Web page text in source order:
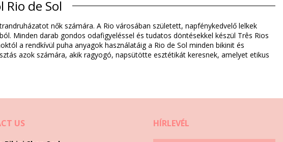
de Sol
nők számára. A Rio városában született, napfénykedvelő lelkek
Minden darab gondos odafigyeléssel és tudatos döntésekkel készül Três Rios
a rendkívül puha anyagok használatáig a Rio de Sol minden bikinit és
azok számára, akik ragyogó, napsütötte esztétikát keresnek, amelyet etikus
US HÍRLEVÉL